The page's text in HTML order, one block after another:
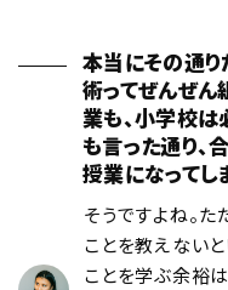
本当にその通
術ってぜんぜん
業も、小学校は
も言った通り、
授業になってし
そうですよね。
ことを教えない
ことを学ぶ余裕